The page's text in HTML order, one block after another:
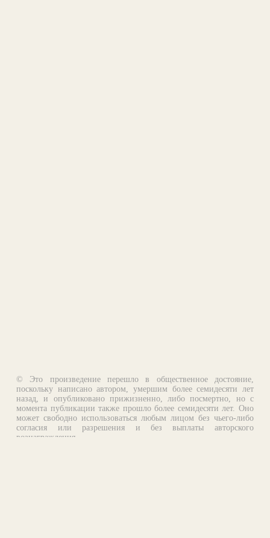
© Это произведение перешло в общественное достояние,
поскольку написано автором, умершим более семидесяти лет
назад, и опубликовано прижизненно, либо посмертно, но с
момента публикации также прошло более семидесяти лет. Оно
может свободно использоваться любым лицом без чьего-либо
согласия или разрешения и без выплаты авторского
вознаграждения.